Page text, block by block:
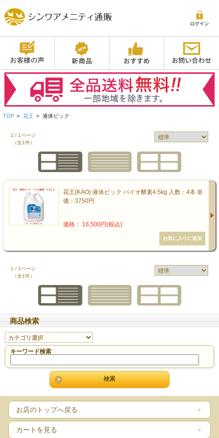
TOP > 花王 > 液体ビック
1 / 1ページ
（全1件）
花王(KAO) 液体ビック バイオ酵素4.5kg 入数：4本 単
価：3750円
価格： 16,500円(税込)
1 / 1ページ
（全1件）
商品検索
キーワード検索
お店のトップへ戻る
カートを見る